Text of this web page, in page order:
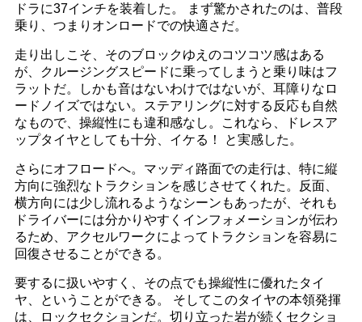
ドラに37インチを装着した。 まず驚かされたのは、普段
乗り、つまりオンロードでの快適さだ。
走り出しこそ、そのブロックゆえのコツコツ感はある
が、クルージングスピードに乗ってしまうと乗り味はフ
ラットだ。しかも音はないわけではないが、耳障りなロ
ードノイズではない。ステアリングに対する反応も自然
なもので、操縦性にも違和感なし。これなら、ドレスア
ップタイヤとしても十分、イケる！ と実感した。
さらにオフロードへ。マッディ路面での走行は、特に縦
方向に強烈なトラクションを感じさせてくれた。反面、
横方向には少し流れるようなシーンもあったが、それも
ドライバーには分かりやすくインフォメーションが伝わ
るため、アクセルワークによってトラクションを容易に
回復させることができる。
要するに扱いやすく、その点でも操縦性に優れたタイ
ヤ、ということができる。 そしてこのタイヤの本領発揮
は、ロックセクションだ。切り立った岩が続くセクショ